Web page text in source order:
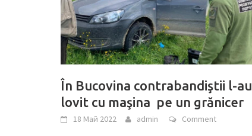
În Bucovina contrabandiştii l-au
lovit cu maşina pe un grănicer
18 Май 2022 admin Comment